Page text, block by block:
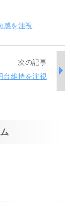
感を注視
次の記事
台維持を注視